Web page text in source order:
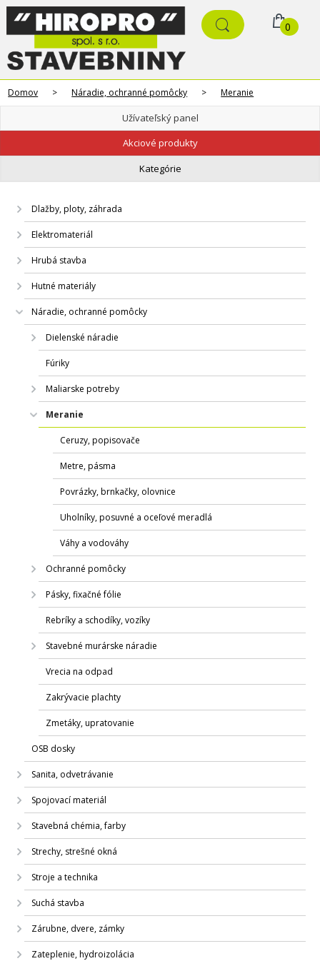
0
Domov > Náradie, ochranné pomôcky > Meranie
Užívateľský panel
Akciové produkty
Kategórie
Dlažby, ploty, záhrada
Elektromateriál
Hrubá stavba
Hutné materiály
Náradie, ochranné pomôcky
Dielenské náradie
Fúriky
Maliarske potreby
Meranie
Ceruzy, popisovače
Metre, pásma
Povrázky, brnkačky, olovnice
Uholníky, posuvné a oceľové meradlá
Váhy a vodováhy
Ochranné pomôcky
Pásky, fixačné fólie
Rebríky a schodíky, vozíky
Stavebné murárske náradie
Vrecia na odpad
Zakrývacie plachty
Zmetáky, upratovanie
OSB dosky
Sanita, odvetrávanie
Spojovací materiál
Stavebná chémia, farby
Strechy, strešné okná
Stroje a technika
Suchá stavba
Zárubne, dvere, zámky
Zateplenie, hydroizolácia